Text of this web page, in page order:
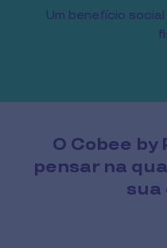
Um benefício
O Cobee by
pensar na
sua